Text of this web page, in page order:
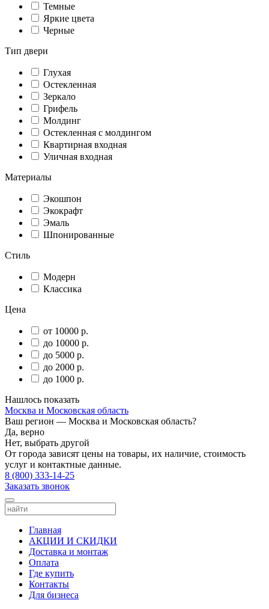
Темные
Яркие цвета
Черные
Тип двери
Глухая
Остекленная
Зеркало
Грифель
Молдинг
Остекленная с молдингом
Квартирная входная
Уличная входная
Материалы
Экошпон
Экокрафт
Эмаль
Шпонированные
Стиль
Модерн
Классика
Цена
от 10000 р.
до 10000 р.
до 5000 р.
до 2000 р.
до 1000 р.
Нашлось показать
Москва и Московская область
Ваш регион — Москва и Московская область?
Да, верно
Нет, выбрать другой
От города зависят цены на товары, их наличие, стоимость
услуг и контактные данные.
8 (800) 333-14-25
Заказать звонок
Главная
АКЦИИ И СКИДКИ
Доставка и монтаж
Оплата
Где купить
Контакты
Для бизнеса